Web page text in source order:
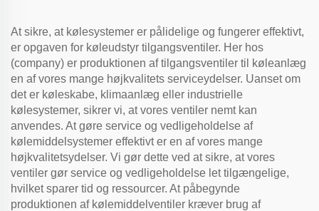
At sikre, at kølesystemer er pålidelige og fungerer effektivt,
er opgaven for køleudstyr tilgangsventiler. Her hos
(company) er produktionen af tilgangsventiler til køleanlæg
en af vores mange højkvalitets serviceydelser. Uanset om
det er køleskabe, klimaanlæg eller industrielle
kølesystemer, sikrer vi, at vores ventiler nemt kan
anvendes. At gøre service og vedligeholdelse af
kølemiddelsystemer effektivt er en af vores mange
højkvalitetsydelser. Vi gør dette ved at sikre, at vores
ventiler gør service og vedligeholdelse let tilgængelige,
hvilket sparer tid og ressourcer. At påbegynde
produktionen af kølemiddelventiler kræver brug af